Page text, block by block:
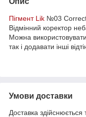
Пігмент Lik №03
Відмінний коректор
Можна
так і додавати інші
Умови доставки
Доставка здійснюється